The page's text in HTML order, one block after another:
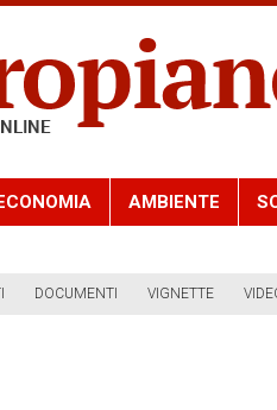
AMBIENTE
DOCUMENTI VIGNETTE